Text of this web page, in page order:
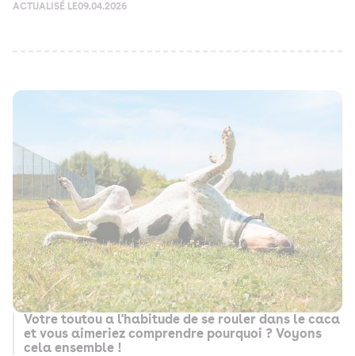
ACTUALISÉ LE09.04.2026
Votre toutou a l'habitude de se rouler dans le caca
et vous aimeriez comprendre pourquoi ? Voyons
cela ensemble !